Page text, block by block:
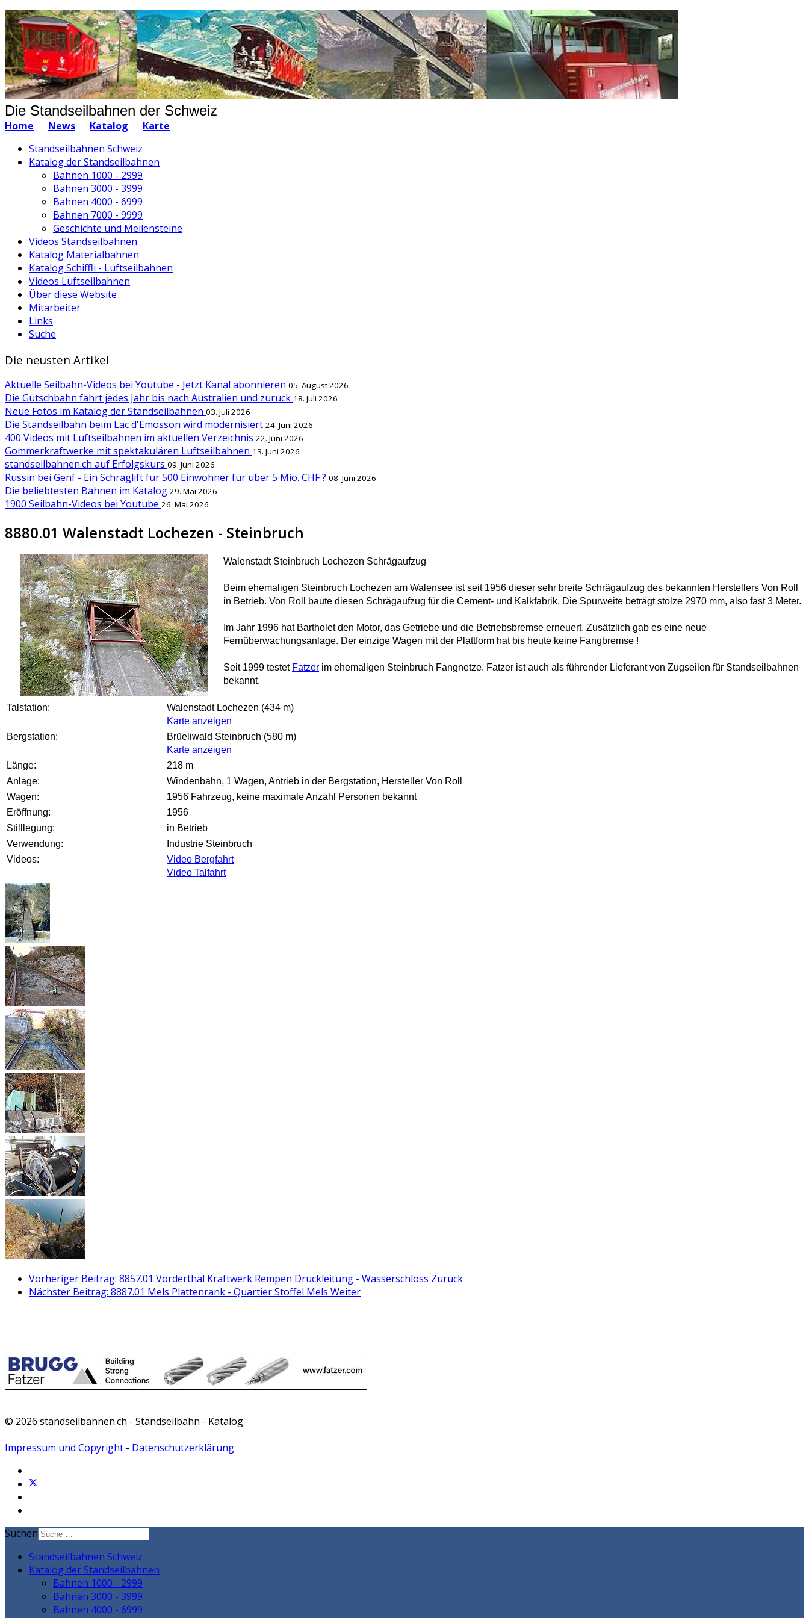
Die Standseilbahnen der Schweiz
Home News Katalog
Karte
Standseilbahnen Schweiz
Katalog der Standseilbahnen
Bahnen 1000 - 2999
Bahnen 3000 - 3999
Bahnen 4000 - 6999
Bahnen 7000 - 9999
Geschichte und Meilensteine
Videos Standseilbahnen
Katalog Materialbahnen
Katalog Schiffli - Luftseilbahnen
Videos Luftseilbahnen
Über diese Website
Mitarbeiter
Links
Suche
Die neusten Artikel
Aktuelle Seilbahn-Videos bei Youtube - Jetzt Kanal abonnieren 05. August 2026
Die Gütschbahn fährt jedes Jahr bis nach Australien und zurück 18. Juli 2026
Neue Fotos im Katalog der Standseilbahnen 03. Juli 2026
Die Standseilbahn beim Lac d'Emosson wird modernisiert 24. Juni 2026
400 Videos mit Luftseilbahnen im aktuellen Verzeichnis 22. Juni 2026
Gommerkraftwerke mit spektakulären Luftseilbahnen 13. Juni 2026
standseilbahnen.ch auf Erfolgskurs 09. Juni 2026
Russin bei Genf - Ein Schräglift für 500 Einwohner für über 5 Mio. CHF ? 08. Juni 2026
Die beliebtesten Bahnen im Katalog 29. Mai 2026
1900 Seilbahn-Videos bei Youtube 26. Mai 2026
8880.01 Walenstadt Lochezen - Steinbruch
Walenstadt Steinbruch Lochezen Schrägaufzug
Beim ehemaligen Steinbruch Lochezen am Walensee ist seit 1956 dieser sehr breite Schrägaufzug des bekannten Herstellers Von Roll
in Betrieb. Von Roll baute diesen Schrägaufzug für die Cement- und Kalkfabrik. Die Spurweite beträgt stolze 2970 mm, also fast 3 Meter.
Im Jahr 1996 hat Bartholet den Motor, das Getriebe und die Betriebsbremse erneuert. Zusätzlich gab es eine neue
Fernüberwachungsanlage. Der einzige Wagen mit der Plattform hat bis heute keine Fangbremse !
Seit 1999 testet Fatzer im ehemaligen Steinbruch Fangnetze. Fatzer ist auch als führender Lieferant von Zugseilen für Standseilbahnen
bekannt.
Talstation:
Walenstadt Lochezen (434 m)
Karte anzeigen
Bergstation:
Brüeliwald Steinbruch (580 m)
Karte anzeigen
Länge:
218 m
Anlage:
Windenbahn, 1 Wagen, Antrieb in der Bergstation, Hersteller Von Roll
Wagen:
1956 Fahrzeug, keine maximale Anzahl Personen bekannt
Eröffnung:
1956
Stilllegung:
in Betrieb
Verwendung:
Industrie Steinbruch
Videos:
Video Bergfahrt
Video Talfahrt
Vorheriger Beitrag: 8857.01 Vorderthal Kraftwerk Rempen Druckleitung - Wasserschloss Zurück
Nächster Beitrag: 8887.01 Mels Plattenrank - Quartier Stoffel Mels Weiter
© 2026 standseilbahnen.ch - Standseilbahn - Katalog
Impressum und Copyright - Datenschutzerklärung
Suchen
Standseilbahnen Schweiz
Katalog der Standseilbahnen
Bahnen 1000 - 2999
Bahnen 3000 - 3999
Bahnen 4000 - 6999